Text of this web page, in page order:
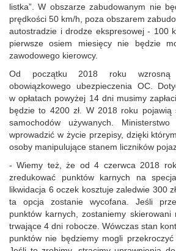
listka”. W obszarze zabudowanym nie
prędkości 50 km/h, poza obszarem
autostradzie i drodze ekspresowej - 100
pierwsze osiem miesięcy nie będzie
zawodowego kierowcy.
Od początku 2018 roku
obowiązkowego ubezpieczenia OC.
w opłatach powyżej 14 dni musimy
będzie to 4200 zł. W 2018 roku pojawią
samochodów używanych. Ministerstwo
wprowadzić w życie przepisy, dzięki
osoby manipulujące stanem liczników
- Wiemy też, że od 4 czerwca 2018
zredukować punktów karnych na
likwidacja 6 oczek kosztuje zaledwie 300
ta opcja zostanie wycofana. Jeśli
punktów karnych, zostaniemy skierowani
trwające 4 dni robocze. Wówczas stan
punktów nie będziemy mogli